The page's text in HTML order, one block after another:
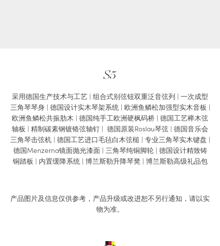
S5
采用德国生产技术与工艺 | 组合式别弦钮双重泛音弦列 | 一次成型
三角琴琴身 | 德国设计实木琴架系统 | 欧洲鱼鳞松加强型实木音板 |
欧洲鱼鳞松共振肋木 | 德国纯手工欧洲硬枫码桥 | 德国工艺榉木弦
轴板 | 精制碳素钢镀铬弦轴钉 | 德国原装Roslau琴弦 | 德国音乐会
三角琴击弦机 | 德国工艺进口毛毡白木弦槌 | 专业三角琴实木键盘 |
德国Menzerna镜面抛光漆面 | 三角琴纯铜脚轮 | 德国设计精致铸
铜踏板 | 内置缓降系统 | 博兰斯勒升降琴凳 | 博兰斯勒高级礼品包
产品图片及信息仅供参考，产品升级或改进恕不另行通知，请以实
物为准。